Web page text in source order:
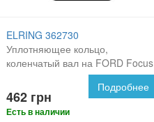
ELRING 362730
Уплотняющее кольцо,
коленчатый вал на FORD Focus
462 грн
Есть в наличии
Подробнее